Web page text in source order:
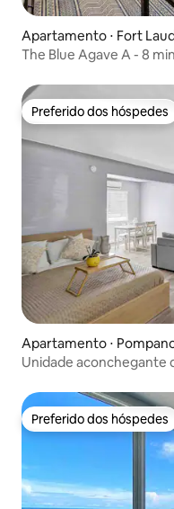
Apartamento ⋅ Fort
The Blue Agave A - 8
Preferido dos hóspedes
Preferido dos hóspedes
Apartamento ⋅
Unidade aconchegante
Preferido dos hóspedes
Preferido dos hóspedes